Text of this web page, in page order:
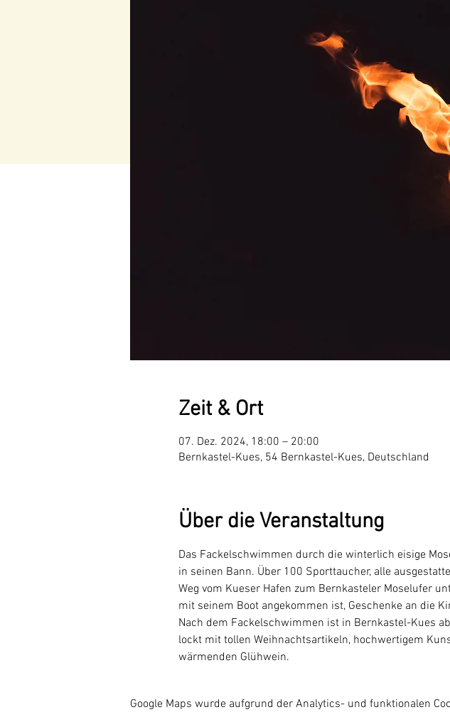
Zeit & Ort
07. Dez. 2024, 18:00 – 20:00
Bernkastel-Kues, 54 Bernkastel-Kues, Deutschland
Über die Veranstaltung
Das Fackelschwimmen durch die winterlich eisige
in seinen Bann. Über 100 Sporttaucher, alle
Weg vom Kueser Hafen zum Bernkasteler Moselufer
mit seinem Boot angekommen ist, Geschenke an die
Nach dem Fackelschwimmen ist in Bernkastel-Kues
lockt mit tollen Weihnachtsartikeln, hochwertigem
wärmenden Glühwein.
Google Maps wurde aufgrund der Analytics- und funktionalen